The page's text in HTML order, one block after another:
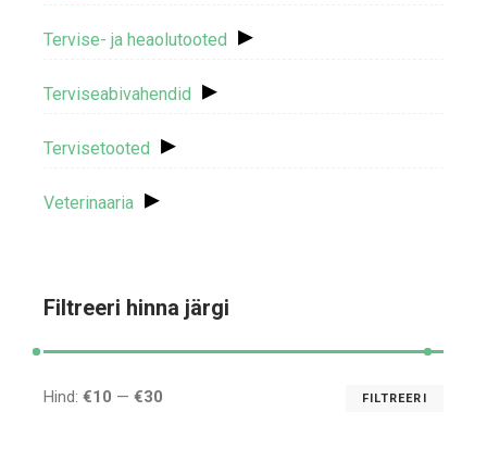
Tervise- ja heaolutooted ▸
Terviseabivahendid ▸
Tervisetooted ▸
Veterinaaria ▸
Filtreeri hinna järgi
FILTREERI
Hind:€10 —€30